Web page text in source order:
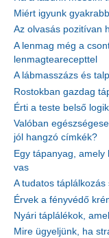
Miért igyunk
Az olvasás pozitívan
A lenmag még a
lenmagtearecepttel
A lábmasszázs és
Rostokban gazdag
Érti a teste belső
Valóban
jól hangzó címkék?
Egy tápanyag,
vas
A tudatos táplálkozás
Érvek a fényvédő
Nyári táplálékok,
Mire ügyeljünk, ha